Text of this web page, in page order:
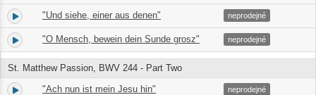
23. "Und siehe, einer aus denen" 02:44
neprodejné
24. "O Mensch, bewein dein Sunde grosz" 07:15
neprodejné
St. Matthew Passion, BWV 244 - Part Two
25. "Ach nun ist mein Jesu hin" 04:28
neprodejné